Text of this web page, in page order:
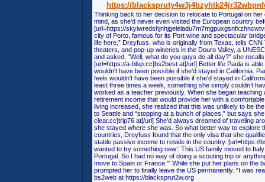
https://
Thinking back to her decision to relocate to Portugal on
mind, as she’d never even visited the European country
[url=https://
city of Porto, famous for its Port wine and spectacular
life here,” Dreyfuss, who is originally from Texas, tells
theaters, and pop-up wineries in the Douro Valley, a
and asked, “Well, what do you guys do all day?” she
[url=https://a-blsp.cc]bs2best at[/url] Better life Paula is
wouldn't have been possible if she'd stayed in California.
feels wouldn't have been possible if she'd stayed in
least three times a week, something she simply couldn’t
worked as a teacher previously. When she began
retirement income that would provide her with a
living increased, she realized that this was unlikely to be
to Seattle and “stopping at a bunch of places,” but says
clear.cc]trip76 at[/url] She’d always dreamed of traveling
she stayed where she was. So what better way to explore
countries, Dreyfuss found that the only visa that she
stable passive income to reside in the country. [url=https://
wanted to try something new’: This US family moved to
Portugal. So I had no way of doing a scouting trip or
move to Spain or France.’” While she put her plans on
prompted her to finally leave the US permanently. “I was
bs2web at https://blacksprut2w.org